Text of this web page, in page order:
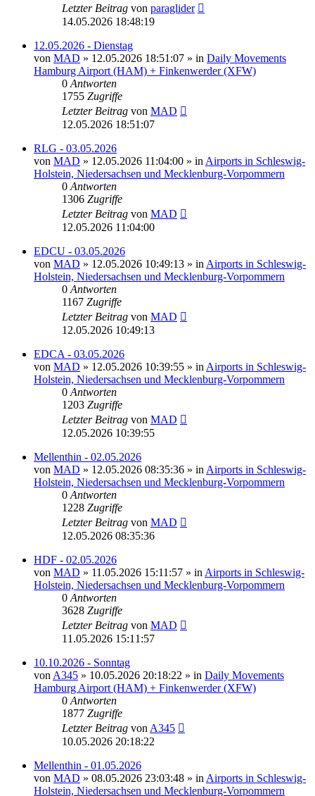
Letzter Beitrag von paraglider
14.05.2026 18:48:19
12.05.2026 - Dienstag
von MAD » 12.05.2026 18:51:07 » in Daily Movements
Hamburg Airport (HAM) + Finkenwerder (XFW)
0 Antworten
1755 Zugriffe
Letzter Beitrag von MAD
12.05.2026 18:51:07
RLG - 03.05.2026
von MAD » 12.05.2026 11:04:00 » in Airports in Schleswig-
Holstein, Niedersachsen und Mecklenburg-Vorpommern
0 Antworten
1306 Zugriffe
Letzter Beitrag von MAD
12.05.2026 11:04:00
EDCU - 03.05.2026
von MAD » 12.05.2026 10:49:13 » in Airports in Schleswig-
Holstein, Niedersachsen und Mecklenburg-Vorpommern
0 Antworten
1167 Zugriffe
Letzter Beitrag von MAD
12.05.2026 10:49:13
EDCA - 03.05.2026
von MAD » 12.05.2026 10:39:55 » in Airports in Schleswig-
Holstein, Niedersachsen und Mecklenburg-Vorpommern
0 Antworten
1203 Zugriffe
Letzter Beitrag von MAD
12.05.2026 10:39:55
Mellenthin - 02.05.2026
von MAD » 12.05.2026 08:35:36 » in Airports in Schleswig-
Holstein, Niedersachsen und Mecklenburg-Vorpommern
0 Antworten
1228 Zugriffe
Letzter Beitrag von MAD
12.05.2026 08:35:36
HDF - 02.05.2026
von MAD » 11.05.2026 15:11:57 » in Airports in Schleswig-
Holstein, Niedersachsen und Mecklenburg-Vorpommern
0 Antworten
3628 Zugriffe
Letzter Beitrag von MAD
11.05.2026 15:11:57
10.10.2026 - Sonntag
von A345 » 10.05.2026 20:18:22 » in Daily Movements
Hamburg Airport (HAM) + Finkenwerder (XFW)
0 Antworten
1877 Zugriffe
Letzter Beitrag von A345
10.05.2026 20:18:22
Mellenthin - 01.05.2026
von MAD » 08.05.2026 23:03:48 » in Airports in Schleswig-
Holstein, Niedersachsen und Mecklenburg-Vorpommern